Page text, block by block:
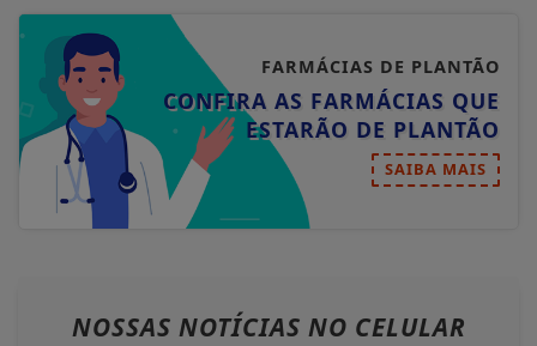
FARMÁCIAS DE PLANTÃO
CONFIRA AS FARMÁCIAS QUE
ESTARÃO DE PLANTÃO
SAIBA MAIS
NOSSAS NOTÍCIAS NO CELULAR